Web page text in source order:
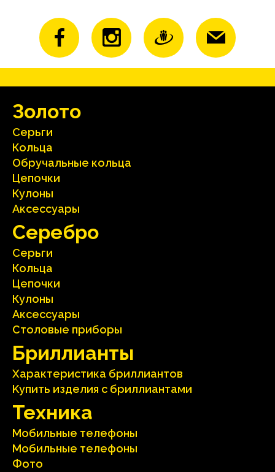
Зoлoтo
Серьги
Кольца
Oбручальные кольца
Цепочки
Кулоны
Аксесcуары
Серебрo
Серьги
Кольца
Цепочки
Кулоны
Аксесcуары
Столовые приборы
Бриллианты
Характеристика бриллиантoв
Kупить изделия c бриллиантами
Техника
Мобильные телефоны
Мобильные телефоны
Фото